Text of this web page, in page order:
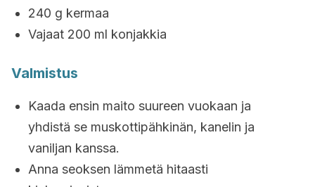
240 g kermaa
Vajaat 200 ml konjakkia
Valmistus
Kaada ensin maito suureen vuokaan ja
yhdistä se muskottipähkinän, kanelin ja
vaniljan kanssa.
Anna seoksen lämmetä hitaasti